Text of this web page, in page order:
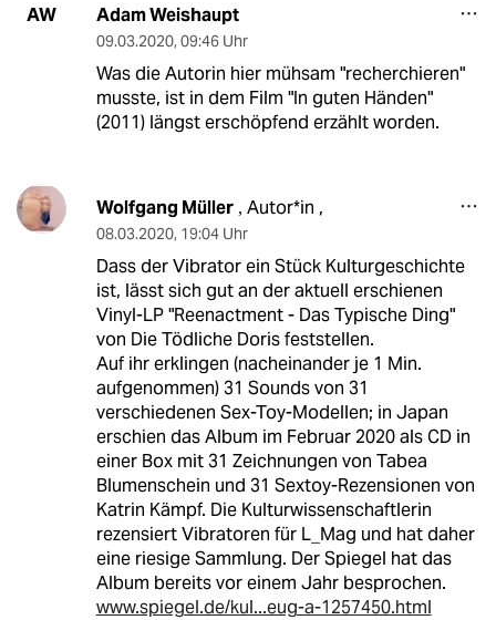
AW Adam Weishaupt
09.03.2020, 09:46 Uhr
Was die Autorin hier mühsam "recherchieren"
musste, ist in dem Film "In guten Händen"
(2011) längst erschöpfend erzählt worden.
Wolfgang Müller, Autor*in ,
08.03.2020, 19:04 Uhr
Dass der Vibrator ein Stück Kulturgeschichte
ist, lässt sich gut an der aktuell erschienen
Vinyl-LP "Reenactment - Das Typische Ding"
von Die Tödliche Doris feststellen.
Auf ihr erklingen (nacheinander je 1 Min.
aufgenommen) 31 Sounds von 31
verschiedenen Sex-Toy-Modellen; in Japan
erschien das Album im Februar 2020 als CD in
einer Box mit 31 Zeichnungen von Tabea
Blumenschein und 31 Sextoy-Rezensionen von
Katrin Kämpf. Die Kulturwissenschaftlerin
rezensiert Vibratoren für L_Mag und hat daher
eine riesige Sammlung. Der Spiegel hat das
Album bereits vor einem Jahr besprochen.
www.spiegel.de/kul...eug-a-1257450.html